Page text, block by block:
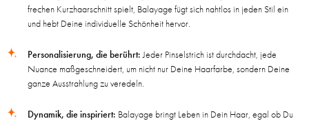
frechen Kurzhaarschnitt spielt, Balayage fügt sich nahtlos in jeden Stil ein
und hebt Deine individuelle Schönheit hervor.
Personalisierung, die berührt: Jeder Pinselstrich ist durchdacht, jede
Nuance maßgeschneidert, um nicht nur Deine Haarfarbe, sondern Deine
ganze Ausstrahlung zu veredeln.
Dynamik, die inspiriert: Balayage bringt Leben in Dein Haar, egal ob Du